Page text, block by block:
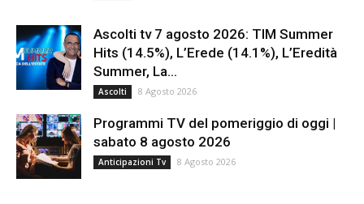
Ascolti tv 7 agosto 2026: TIM Summer
Hits (14.5%), L’Erede (14.1%), L’Eredità
Summer, La...
Ascolti 8 Agosto 2026
Programmi TV del pomeriggio di oggi |
sabato 8 agosto 2026
Anticipazioni Tv 8 Agosto 2026